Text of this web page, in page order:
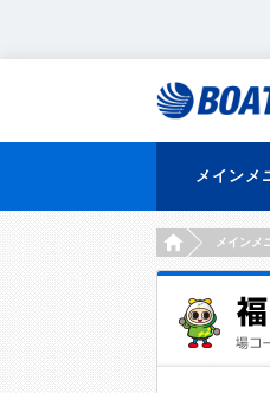
メインメ
HOMEメインメ